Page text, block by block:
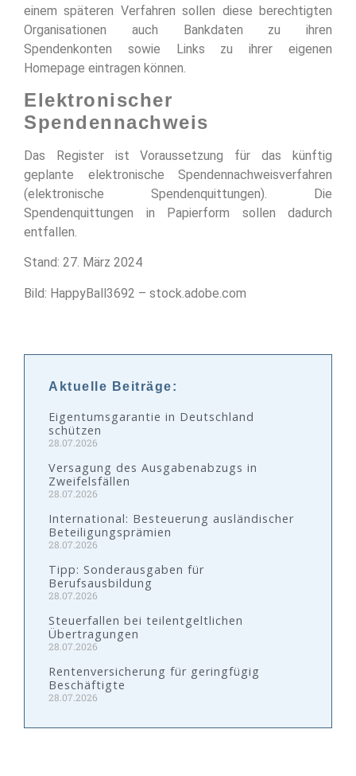
einem späteren Verfahren sollen diese berechtigten
Organisationen auch Bankdaten zu ihren
Spendenkonten sowie Links zu ihrer eigenen
Homepage eintragen können.
Elektronischer
Spendennachweis
Das Register ist Voraussetzung für das künftig
geplante elektronische Spendennachweisverfahren
(elektronische Spendenquittungen). Die
Spendenquittungen in Papierform sollen dadurch
entfallen.
Stand: 27. März 2024
Bild: HappyBall3692 – stock.adobe.com
Aktuelle Beiträge:
Eigentumsgarantie in Deutschland
schützen
28.07.2026
Versagung des Ausgabenabzugs in
Zweifelsfällen
28.07.2026
International: Besteuerung ausländischer
Beteiligungsprämien
28.07.2026
Tipp: Sonderausgaben für
Berufsausbildung
28.07.2026
Steuerfallen bei teilentgeltlichen
Übertragungen
28.07.2026
Rentenversicherung für geringfügig
Beschäftigte
28.07.2026